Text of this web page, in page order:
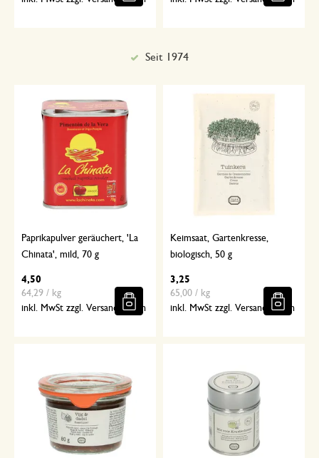
Paprikapulver geräuchert, 'La
Chinata', mild, 70 g
4,50
64,29 / kg
inkl. MwSt zzgl. Versandkosten
Keimsaat, Gartenkresse,
biologisch, 50 g
3,25
65,00 / kg
inkl. MwSt zzgl. Versandkosten
Sorgfältig ausgewählt